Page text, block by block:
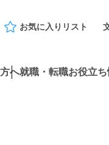
お気に入りリスト
へ就職・転職お役立ち